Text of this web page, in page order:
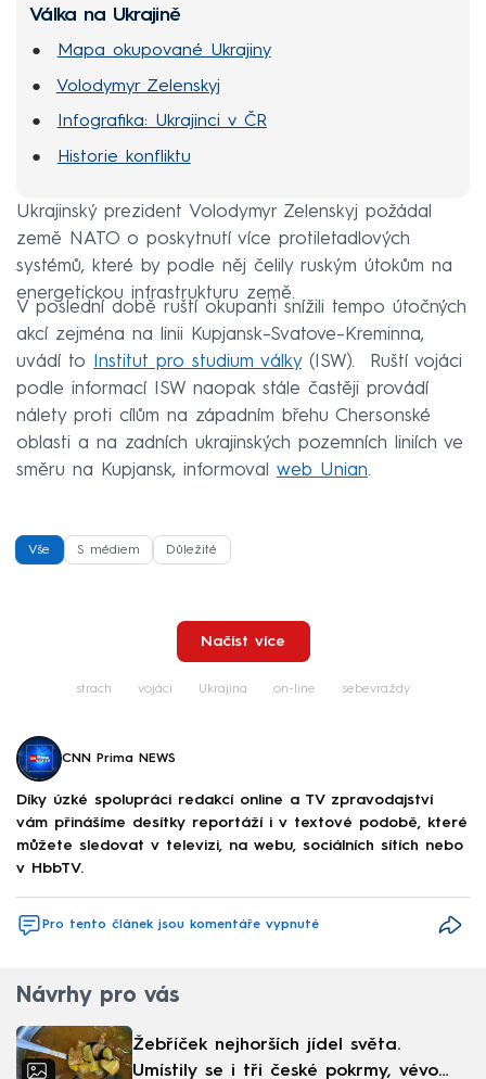
Válka na Ukrajině
Mapa okupované Ukrajiny
Volodymyr Zelenskyj
Infografika: Ukrajinci v ČR
Historie konfliktu
Ukrajinský prezident Volodymyr Zelenskyj požádal
země NATO o poskytnutí více protiletadlových
systémů, které by podle něj čelily ruským útokům na
energetickou infrastrukturu země.
V poslední době ruští okupanti snížili tempo útočných
akcí zejména na linii Kupjansk–Svatove–Kreminna,
uvádí to
Institut pro studium války(ISW). Ruští vojáci
podle informací ISW naopak stále častěji provádí
nálety proti cílům na západním břehu Chersonské
oblasti a na zadních ukrajinských pozemních liniích ve
směru na Kupjansk, informoval web Unian.
Vše S médiem Důležité
Načíst více
strach vojáci Ukrajina on-line sebevraždy
CNN Prima NEWS
Díky úzké spolupráci redakcí online a TV zpravodajství
vám přinášíme desítky reportáží i v textové podobě, které
můžete sledovat v televizi, na webu, sociálních sítích nebo
v HbbTV.
Pro tento článek jsou komentáře vypnuté
Návrhy pro vás
Žebříček nejhorších jídel světa.
Umístily se i tři české pokrmy, vévodí